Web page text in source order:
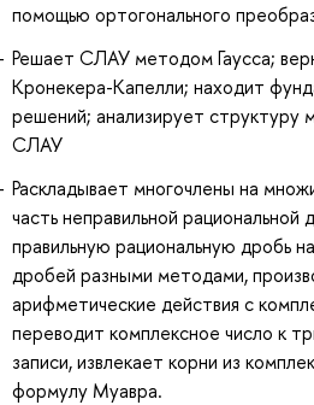
помощью ортогонального
Решает СЛАУ методом Гаусса;
Кронекера-Капелли; находит
решений; анализирует структуру
СЛАУ
Раскладывает многочлены на
часть неправильной рациональной
правильную рациональную дробь
дробей разными методами,
арифметические действия с
переводит комплексное число к
записи, извлекает корни из
формулу Муавра.